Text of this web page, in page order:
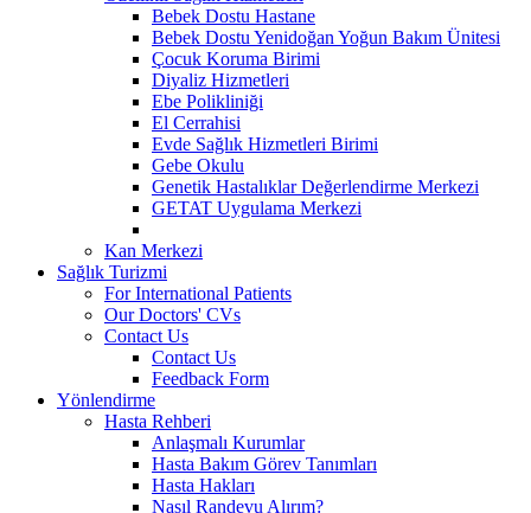
Bebek Dostu Hastane
Bebek Dostu Yenidoğan Yoğun Bakım Ünitesi
Çocuk Koruma Birimi
Diyaliz Hizmetleri
Ebe Polikliniği
El Cerrahisi
Evde Sağlık Hizmetleri Birimi
Gebe Okulu
Genetik Hastalıklar Değerlendirme Merkezi
GETAT Uygulama Merkezi
Kan Merkezi
Sağlık Turizmi
For International Patients
Our Doctors' CVs
Contact Us
Contact Us
Feedback Form
Yönlendirme
Hasta Rehberi
Anlaşmalı Kurumlar
Hasta Bakım Görev Tanımları
Hasta Hakları
Nasıl Randevu Alırım?